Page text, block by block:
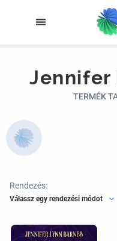
Jennifer
TERMÉK
Rendezés:
Válassz egy rendezési módot